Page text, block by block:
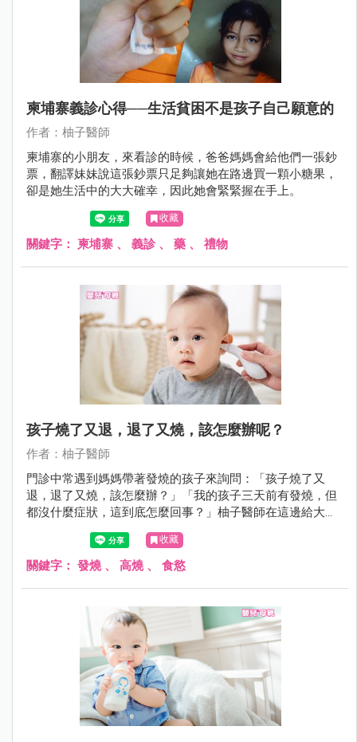
柬埔寨義診心得──生活貧困不是孩子自己願意的
作者：柚子醫師
柬埔寨的小朋友，來看診的時候，爸爸媽媽會給他們一張鈔
票，翻譯妹妹說這張鈔票只足夠讓她在路邊買一顆小糖果，
卻是她生活中的大大確幸，因此她會緊緊握在手上。
收藏
關鍵字： 柬埔寨 、 義診 、 藥 、 禮物
孩子燒了又退，退了又燒，該怎麼辦呢？
作者：柚子醫師
門診中常遇到媽媽帶著發燒的孩子來詢問：「孩子燒了又
退，退了又燒，該怎麼辦？」「我的孩子三天前有發燒，但
都沒什麼症狀，這到底怎麼回事？」柚子醫師在這邊給大家
幾個發燒小提醒，請各位爸媽當孩子有狀況時，一定要詢問
收藏
關鍵字： 發燒、 高燒、 食慾